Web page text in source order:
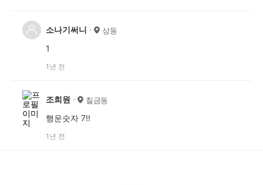
소나기써니 상동
1
1년 전
조희원 칠금동
행운숫자 7!!
1년 전